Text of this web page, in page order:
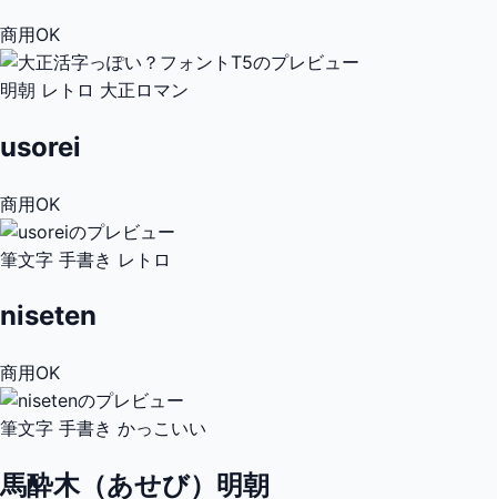
商用OK
明朝 レトロ 大正ロマン
usorei
商用OK
筆文字 手書き レトロ
niseten
商用OK
筆文字 手書き かっこいい
馬酔木（あせび）明朝